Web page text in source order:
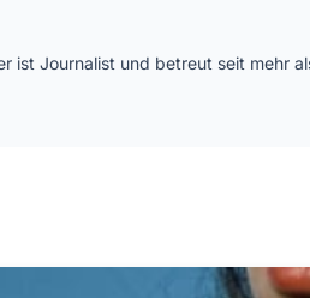
ist Journalist und betreut seit mehr